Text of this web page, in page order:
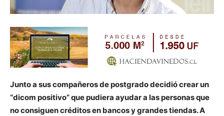
Junto a sus compañeros de postgrado decidió crear un
“dicom positivo” que pudiera ayudar a las personas que
no consiguen créditos en bancos y grandes tiendas. A